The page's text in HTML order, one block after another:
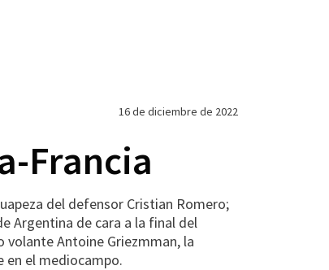
16 de diciembre de 2022
Francia
del defensor Cristian Romero;
Argentina de cara a la final del
volante Antoine Griezmman, la
en el mediocampo.